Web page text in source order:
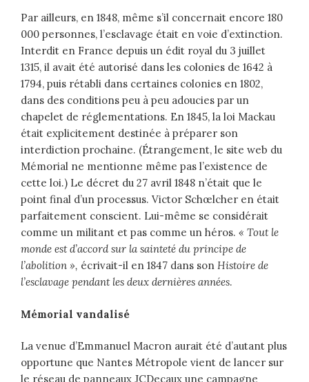
Par ailleurs, en 1848, même s’il concernait encore 180
000 personnes, l’esclavage était en voie d’extinction.
Interdit en France depuis un édit royal du 3 juillet
1315, il avait été autorisé dans les colonies de 1642 à
1794, puis rétabli dans certaines colonies en 1802,
dans des conditions peu à peu adoucies par un
chapelet de réglementations. En 1845, la loi Mackau
était explicitement destinée à préparer son
interdiction prochaine. (Étrangement, le site web du
Mémorial ne mentionne même pas l’existence de
cette loi.) Le décret du 27 avril 1848 n’était que le
point final d’un processus. Victor Schœlcher en était
parfaitement conscient. Lui-même se considérait
comme un militant et pas comme un héros. « Tout le
monde est d’accord sur la sainteté du principe de
l’abolition », écrivait-il en 1847 dans son Histoire de
l’esclavage pendant les deux dernières années.
Mémorial vandalisé
La venue d’Emmanuel Macron aurait été d’autant plus
opportune que Nantes Métropole vient de lancer sur
le réseau de panneaux JCDecaux une campagne